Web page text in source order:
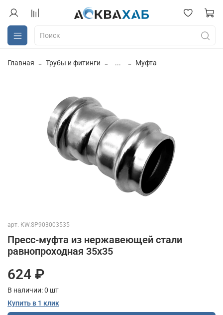
Главная Трубы и фитинги ... Муфта
арт. KW.SP903003535
Пресс-муфта из нержавеющей стали
равнопроходная 35х35
624 ₽
В наличии:0 шт
Купить в 1 клик